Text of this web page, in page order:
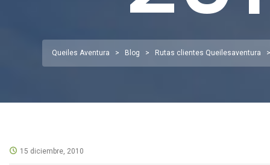
Queiles Aventura > Blog > Rutas clientes Queilesaventura
15 diciembre, 2010